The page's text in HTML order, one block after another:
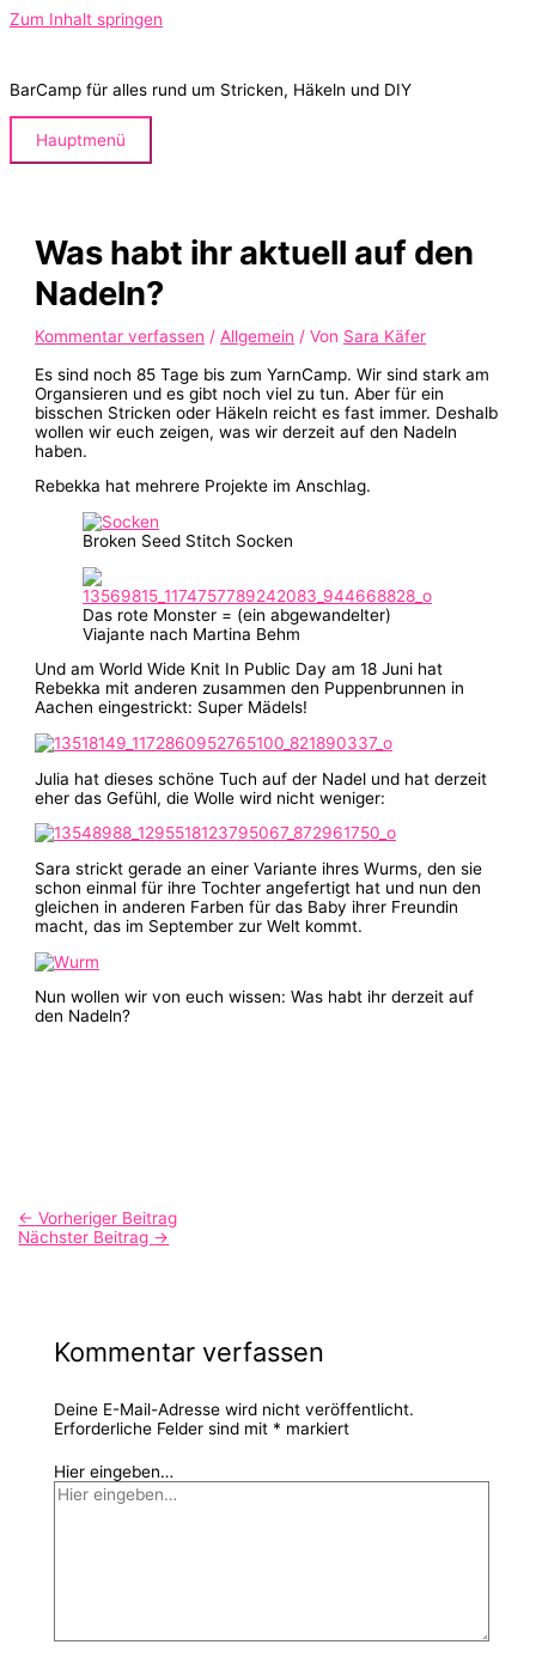
Zum Inhalt springen
BarCamp für alles rund um Stricken, Häkeln und DIY
Hauptmenü
Was habt ihr aktuell auf den
Nadeln?
Kommentar verfassen /Allgemein / Von Sara Käfer
Es sind noch 85 Tage bis zum YarnCamp. Wir sind stark am
Organsieren und es gibt noch viel zu tun. Aber für ein
bisschen Stricken oder Häkeln reicht es fast immer. Deshalb
wollen wir euch zeigen, was wir derzeit auf den Nadeln
haben.
Rebekka hat mehrere Projekte im Anschlag.
Broken Seed Stitch Socken
Das rote Monster = (ein abgewandelter)
Viajante nach Martina Behm
Und am World Wide Knit In Public Day am 18 Juni hat
Rebekka mit anderen zusammen den Puppenbrunnen in
Aachen eingestrickt: Super Mädels!
Julia hat dieses schöne Tuch auf der Nadel und hat derzeit
eher das Gefühl, die Wolle wird nicht weniger:
Sara strickt gerade an einer Variante ihres Wurms, den sie
schon einmal für ihre Tochter angefertigt hat und nun den
gleichen in anderen Farben für das Baby ihrer Freundin
macht, das im September zur Welt kommt.
Nun wollen wir von euch wissen: Was habt ihr derzeit auf
den Nadeln?
← Vorheriger Beitrag
Nächster Beitrag →
Kommentar verfassen
Deine E-Mail-Adresse wird nicht veröffentlicht.
Erforderliche Felder sind mit * markiert
Hier eingeben…